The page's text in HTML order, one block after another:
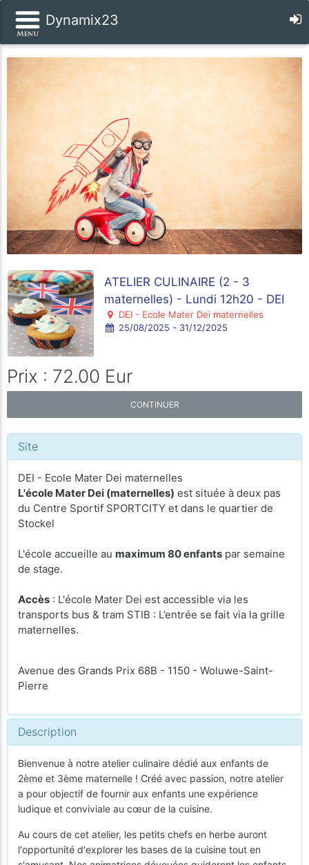
Dynamix23
ATELIER CULINAIRE (2 - 3
maternelles) - Lundi 12h20 - DEI
DEI - Ecole Mater Dei maternelles
25/08/2025 - 31/12/2025
Prix : 72.00 Eur
CONTINUER
Site
DEI - Ecole Mater Dei maternelles
L'école Mater Dei (maternelles) est située à deux pas
du Centre Sportif SPORTCITY et dans le quartier de
Stockel
L'école accueille au maximum 80 enfants par semaine
de stage.
Accès : L'école Mater Dei est accessible via les
transports bus & tram STIB : L’entrée se fait via la grille
maternelles.
Avenue des Grands Prix 68B - 1150 - Woluwe-Saint-
Pierre
Description
Bienvenue à notre atelier culinaire dédié aux enfants de
2ème et 3ème maternelle ! Créé avec passion, notre atelier
a pour objectif de fournir aux enfants une expérience
ludique et conviviale au cœur de la cuisine.
Au cours de cet atelier, les petits chefs en herbe auront
l'opportunité d'explorer les bases de la cuisine tout en